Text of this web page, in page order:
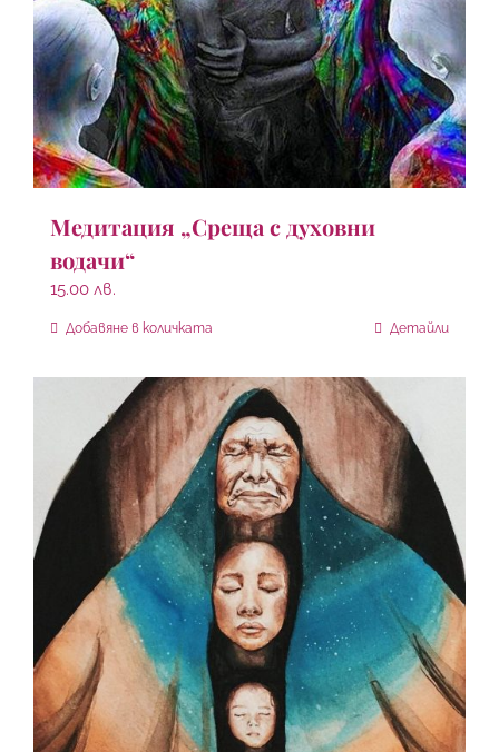
Медитация „Среща с духовни
водачи“
15.00 лв.
Добавяне в количката Детайли